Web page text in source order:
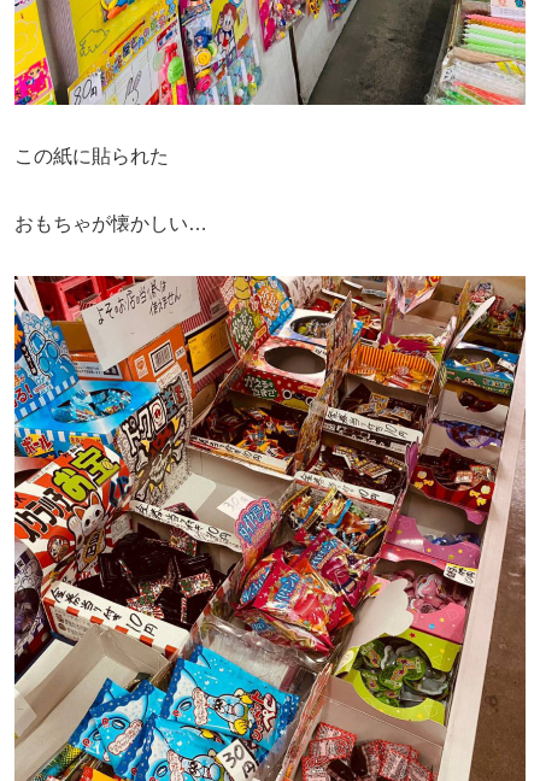
この紙に貼られた
おもちゃが懐かしい…